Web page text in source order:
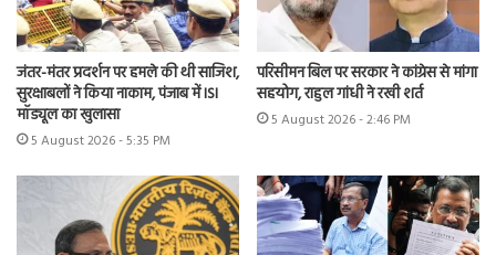
जंतर-मंतर प्रदर्शन पर हमले की थी साजिश,
सुरक्षाबलों ने किया नाकाम, पंजाब में ISI
मॉड्यूल का खुलासा
5 August 2026 - 5:35 PM
परिसीमन बिल पर सरकार ने कांग्रेस से मांगा
सहयोग, राहुल गांधी ने रखी शर्त
5 August 2026 - 2:46 PM